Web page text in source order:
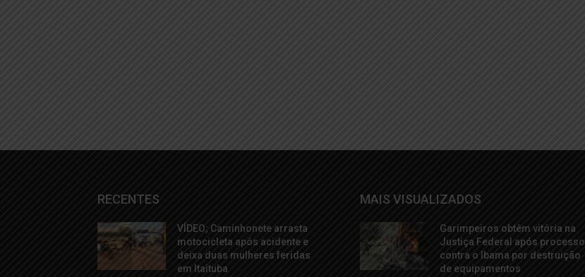
RECENTES
VÍDEO; Caminhonete arrasta
motocicleta após acidente e
deixa duas mulheres feridas
em Itaituba
MAIS VISUALIZADOS
Garimpeiros obtêm vitória na
Justiça Federal após processo
contra o Ibama por destruição
de equipamentos